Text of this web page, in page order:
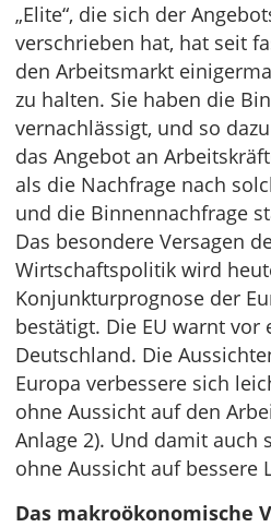
„Elite“, die sich der
verschrieben hat, hat seit
den Arbeitsmarkt
zu halten. Sie haben die
vernachlässigt, und so
das Angebot an
als die Nachfrage nach
und die Binnennachfrage
Das besondere Versagen
Wirtschaftspolitik wird
Konjunkturprognose der
bestätigt. Die EU warnt vor
Deutschland. Die
Europa verbessere sich
ohne Aussicht auf den
Anlage 2). Und damit auch
ohne Aussicht auf bessere
Das makroökonomische